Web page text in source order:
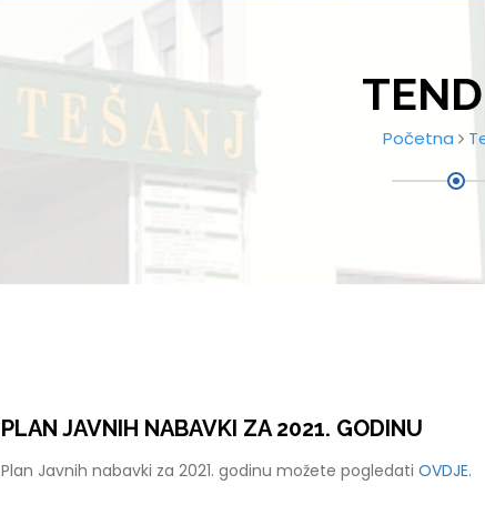
Početna
PLAN JAVNIH NABAVKI ZA 2021. GODINU
Plan Javnih nabavki za 2021. godinu možete pogledati OVDJE.